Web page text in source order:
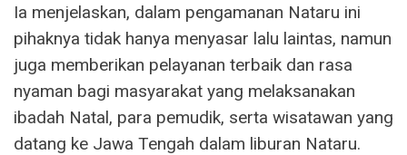
Ia menjelaskan, dalam pengamanan Nataru ini
pihaknya tidak hanya menyasar lalu laintas, namun
juga memberikan pelayanan terbaik dan rasa
nyaman bagi masyarakat yang melaksanakan
ibadah Natal, para pemudik, serta wisatawan yang
datang ke Jawa Tengah dalam liburan Nataru.